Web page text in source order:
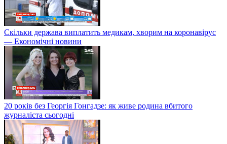
Скільки держава виплатить медикам, хворим на коронавірус
— Економічні новини
20 років без Георгія Гонгадзе: як живе родина вбитого
журналіста сьогодні